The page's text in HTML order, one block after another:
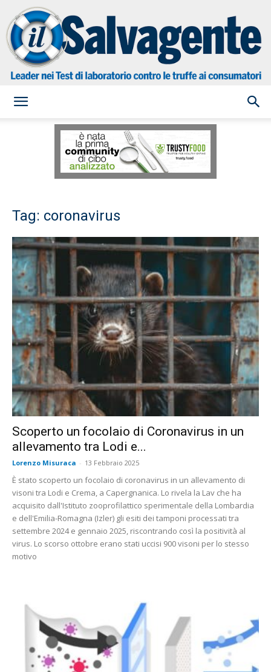
Salvagente
Tag: coronavirus
Scoperto un focolaio di Coronavirus in un
allevamento tra Lodi e...
Lorenzo Misuraca - 13 Febbraio 2025
È stato scoperto un focolaio di coronavirus in un allevamento di
visoni tra Lodi e Crema, a Capergnanica. Lo rivela la Lav che ha
acquisito dall'Istituto zooprofilattico sperimentale della Lombardia
e dell'Emilia-Romagna (Izler) gli esiti dei tamponi processati tra
settembre 2024 e gennaio 2025, riscontrando così la positività al
virus. Lo scorso ottobre erano stati uccisi 900 visoni per lo stesso
motivo